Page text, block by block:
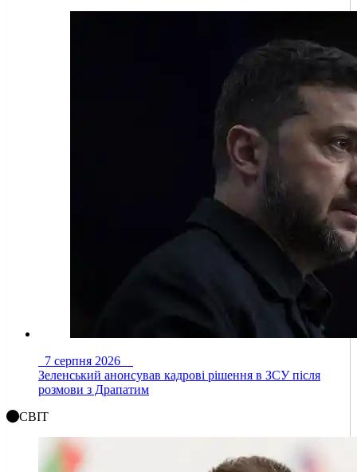
7 серпня 2026
Зеленський анонсував кадрові рішення в ЗСУ після
розмови з Драпатим
СВІТ